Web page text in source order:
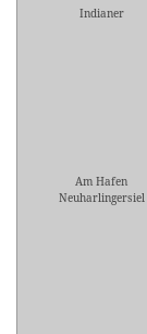
Indianer
Am Hafen
Neuharlingersiel